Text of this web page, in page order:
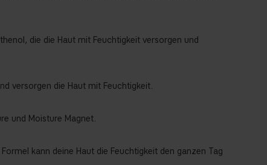
die die Haut mit Feuchtigkeit versorgen und
versorgen die Haut mit Feuchtigkeit.
und Moisture Magnet.
kann deine Haut die Feuchtigkeit den ganzen Tag